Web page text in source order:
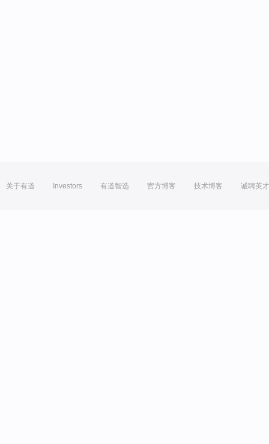
关于有道 Investors 有道智选 官方博客 技术博客 诚聘英才